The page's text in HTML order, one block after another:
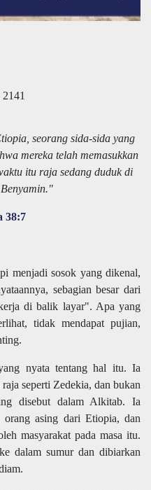
2141
seorang sida-sida yang
mereka telah memasukkan
itu raja sedang duduk di
38:7
menjadi sosok yang dikenal,
sebagian besar dari
di balik layar". Apa yang
tidak mendapat pujian,
nyata tentang hal itu. Ia
seperti Zedekia, dan bukan
disebut dalam Alkitab. Ia
orang asing dari Etiopia, dan
masyarakat pada masa itu.
dalam sumur dan dibiarkan